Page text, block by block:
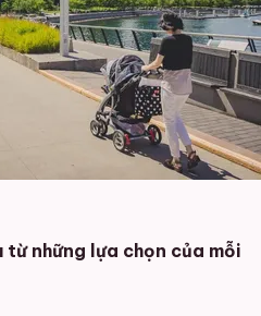
những lựa chọn của mỗi